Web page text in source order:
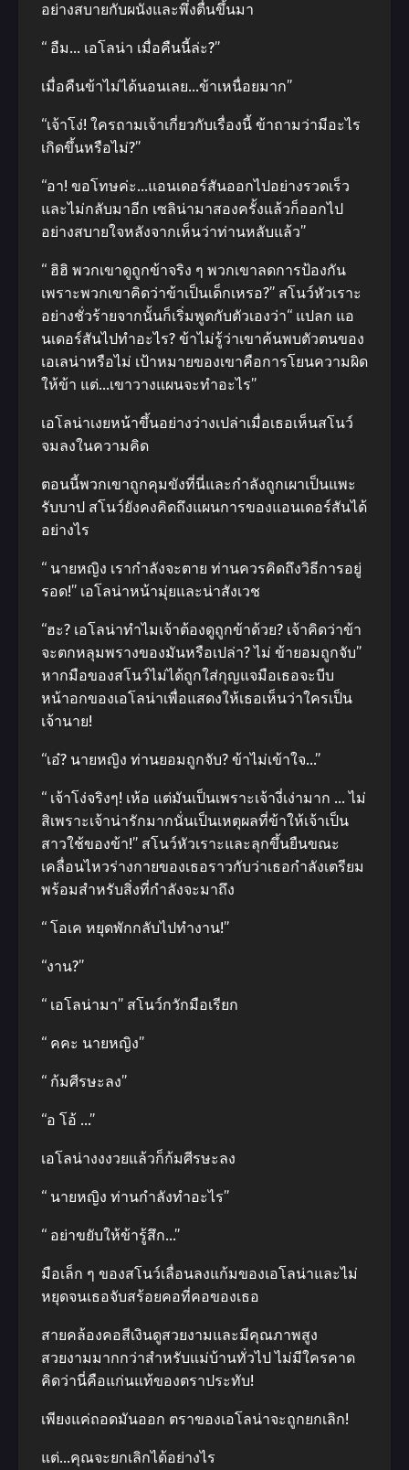
อย่างสบายกับผนังและพึ่งตื่นขึ้นมา
“ อืม… เอโลน่า เมื่อคืนนี้ล่ะ?”
เมื่อคืนข้าไม่ได้นอนเลย…ข้าเหนื่อยมาก”
“เจ้าโง่! ใครถามเจ้าเกี่ยวกับเรื่องนี้ ข้าถามว่ามีอะไร
เกิดขึ้นหรือไม่?”
“อา! ขอโทษค่ะ…แอนเดอร์สันออกไปอย่างรวดเร็ว
และไม่กลับมาอีก เซลิน่ามาสองครั้งแล้วก็ออกไป
อย่างสบายใจหลังจากเห็นว่าท่านหลับแล้ว”
“ ฮิฮิ พวกเขาดูถูกข้าจริง ๆ พวกเขาลดการป้องกัน
เพราะพวกเขาคิดว่าข้าเป็นเด็กเหรอ?” สโนว์หัวเราะ
อย่างชั่วร้ายจากนั้นก็เริ่มพูดกับตัวเองว่า“ แปลก แอ
นเดอร์สันไปทำอะไร? ข้าไม่รู้ว่าเขาค้นพบตัวตนของ
เอเลน่าหรือไม่ เป้าหมายของเขาคือการโยนความผิด
ให้ข้า แต่…เขาวางแผนจะทำอะไร”
เอโลน่าเงยหน้าขึ้นอย่างว่างเปล่าเมื่อเธอเห็นสโนว์
จมลงในความคิด
ตอนนี้พวกเขาถูกคุมขังที่นี่และกำลังถูกเผาเป็นแพะ
รับบาป สโนว์ยังคงคิดถึงแผนการของแอนเดอร์สันได้
อย่างไร
“ นายหญิง เรากำลังจะตาย ท่านควรคิดถึงวิธีการอยู่
รอด!” เอโลน่าหน้ามุ่ยและน่าสังเวช
“ฮะ? เอโลน่าทำไมเจ้าต้องดูถูกข้าด้วย? เจ้าคิดว่าข้า
จะตกหลุมพรางของมันหรือเปล่า? ไม่ ข้ายอมถูกจับ”
หากมือของสโนว์ไม่ได้ถูกใส่กุญแจมือเธอจะบีบ
หน้าอกของเอโลน่าเพื่อแสดงให้เธอเห็นว่าใครเป็น
เจ้านาย!
“เอ๋? นายหญิง ท่านยอมถูกจับ? ข้าไม่เข้าใจ…”
“ เจ้าโง่จริงๆ! เห้อ แต่มันเป็นเพราะเจ้างี่เง่ามาก … ไม่
สิเพราะเจ้าน่ารักมากนั่นเป็นเหตุผลที่ข้าให้เจ้าเป็น
สาวใช้ของข้า!” สโนว์หัวเราะและลุกขึ้นยืนขณะ
เคลื่อนไหวร่างกายของเธอราวกับว่าเธอกำลังเตรียม
พร้อมสำหรับสิ่งที่กำลังจะมาถึง
“ โอเค หยุดพักกลับไปทำงาน!”
“งาน?”
“ เอโลน่ามา” สโนว์กวักมือเรียก
“ คคะ นายหญิง”
“ ก้มศีรษะลง”
“อ โอ้ …”
เอโลน่างงงวยแล้วก็ก้มศีรษะลง
“ นายหญิง ท่านกำลังทำอะไร”
“ อย่าขยับให้ข้ารู้สึก…”
มือเล็ก ๆ ของสโนว์เลื่อนลงแก้มของเอโลน่าและไม่
หยุดจนเธอจับสร้อยคอที่คอของเธอ
สายคล้องคอสีเงินดูสวยงามและมีคุณภาพสูง
สวยงามมากกว่าสำหรับแม่บ้านทั่วไป ไม่มีใครคาด
คิดว่านี่คือแก่นแท้ของตราประทับ!
เพียงแค่ถอดมันออก ตราของเอโลน่าจะถูกยกเลิก!
แต่…คุณจะยกเลิกได้อย่างไร